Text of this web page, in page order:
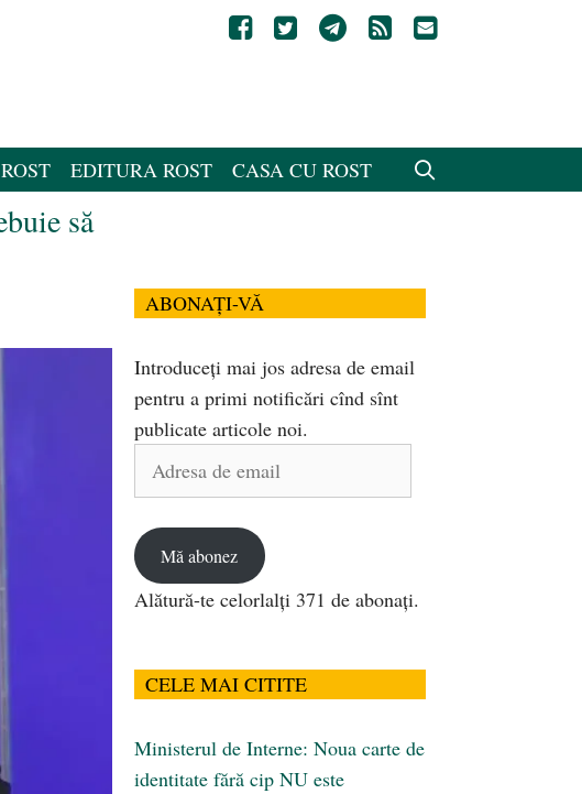
EDITURA ROST CASA CU ROST
să
ABONAȚI-VĂ
Introduceți mai jos adresa de email
pentru a primi notificări cînd sînt
publicate articole noi.
Adresa
Mă abonez
Alătură-te celorlalți 371 de abonați.
CELE MAI CITITE
Ministerul de Interne: Noua carte de
identitate fără cip NU este